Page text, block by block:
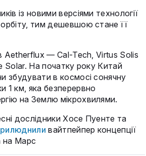
із новими версіями технології
тим дешевшою стане її
Aetherflux — Cal-Tech, Virtus Solis
Solar. На початку року Китай
збудувати в космосі сонячну
1 км, яка безперервно
на Землю мікрохвилями.
дослідники Хосе Пуенте та
вайтпейпер концепції
на Марс